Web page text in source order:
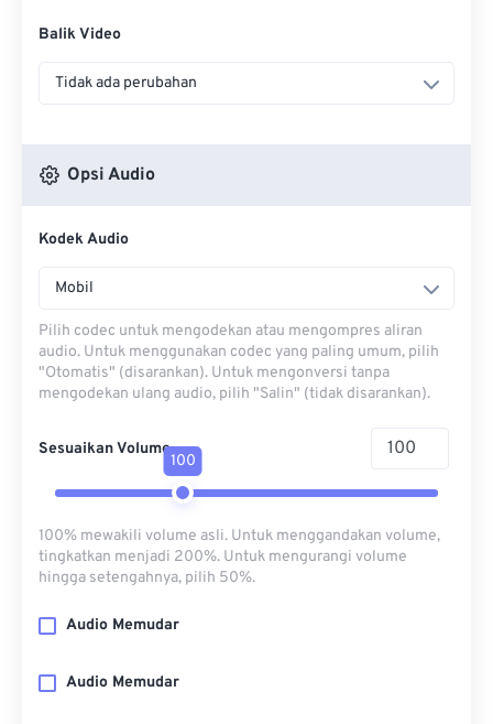
Balik Video
Tidak ada perubahan
Opsi Audio
Kodek Audio
Mobil
Pilih codec untuk mengodekan atau mengompres aliran
audio. Untuk menggunakan codec yang paling umum, pilih
"Otomatis" (disarankan). Untuk mengonversi tanpa
mengodekan ulang audio, pilih "Salin" (tidak disarankan).
Sesuaikan Volume
100
100% mewakili volume asli. Untuk menggandakan volume,
tingkatkan menjadi 200%. Untuk mengurangi volume
hingga setengahnya, pilih 50%.
Audio Memudar
Audio Memudar